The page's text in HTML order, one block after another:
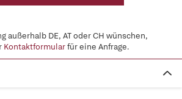
außerhalb DE, AT oder CH wünschen,
Kontaktformularfür eine Anfrage.